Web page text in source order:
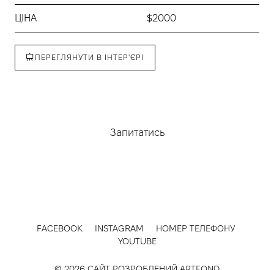
ЦІНА $2000
ПЕРЕГЛЯНУТИ В ІНТЕР'ЄРІ
Запитатись
FACEBOOK INSTAGRAM
НОМЕР ТЕЛЕФОНУ
YOUTUBE